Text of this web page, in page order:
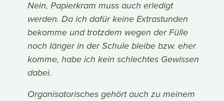
Nein, Papierkram muss auch erledigt
werden. Da ich dafür keine Extrastunden
bekomme und trotzdem wegen der Fülle
noch länger in der Schule bleibe bzw. eher
komme, habe ich kein schlechtes Gewissen
dabei.
Organisatorisches gehört auch zu meinem